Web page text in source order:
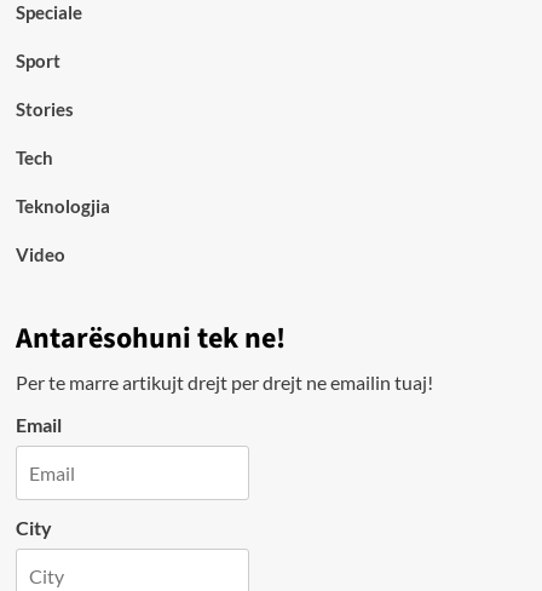
Speciale
Sport
Stories
Tech
Teknologjia
Video
Antarësohuni tek ne!
Per te marre artikujt drejt per drejt ne emailin tuaj!
Email
City